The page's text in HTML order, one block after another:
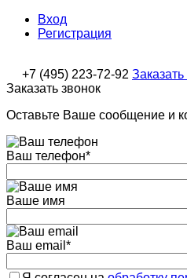
Вход
Регистрация
+7 (495) 223-72-92 Заказать
Заказать звонок
Оставьте Ваше сообщение и
Ваш телефон*
Ваше имя
Ваш email *